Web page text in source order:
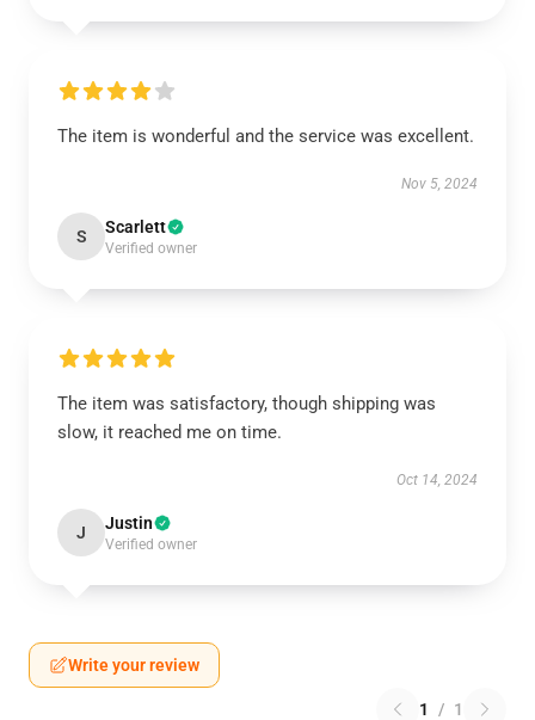
The item is wonderful and the service was excellent.
Nov 5, 2024
S Scarlett
Verified owner
The item was satisfactory, though shipping was
slow, it reached me on time.
Oct 14, 2024
J Justin
Verified owner
Write your review
1 / 1